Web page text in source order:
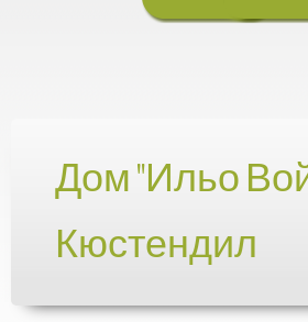
Дом "Ильо
Кюстендил